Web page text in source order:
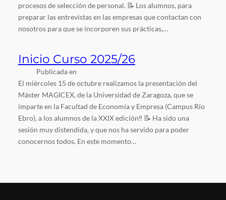
procesos de selección de personal. 📝 Los alumnos, para
preparar las entrevistas en las empresas que contactan con
nosotros para que se incorporen sus prácticas,…
Inicio Curso 2025/26
Publicada en
El miércoles 15 de octubre realizamos la presentación del
Máster MAGICEX, de la Universidad de Zaragoza, que se
imparte en la Facultad de Economía y Empresa (Campus Río
Ebro), a los alumnos de la XXIX edición‼️ 📝 Ha sido una
sesión muy distendida, y que nos ha servido para poder
conocernos todos. En este momento…